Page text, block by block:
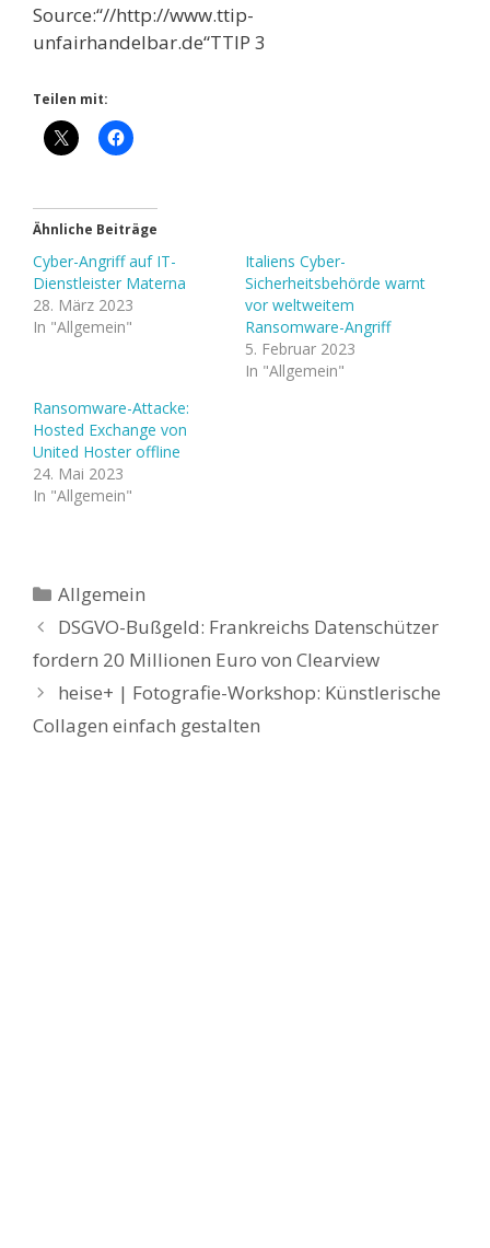
Source:“//http://www.ttip-
unfairhandelbar.de“TTIP 3
Teilen mit:
Ähnliche Beiträge
Cyber-Angriff auf IT-
Dienstleister Materna​
28. März 2023
In "Allgemein"
Italiens Cyber-
Sicherheitsbehörde warnt
vor weltweitem
Ransomware-Angriff
5. Februar 2023
In "Allgemein"
Ransomware-Attacke:
Hosted Exchange von
United Hoster offline
24. Mai 2023
In "Allgemein"
Kategorien
Allgemein
DSGVO-Bußgeld: Frankreichs Datenschützer
fordern 20 Millionen Euro von Clearview
heise+ | Fotografie-Workshop: Künstlerische
Collagen einfach gestalten